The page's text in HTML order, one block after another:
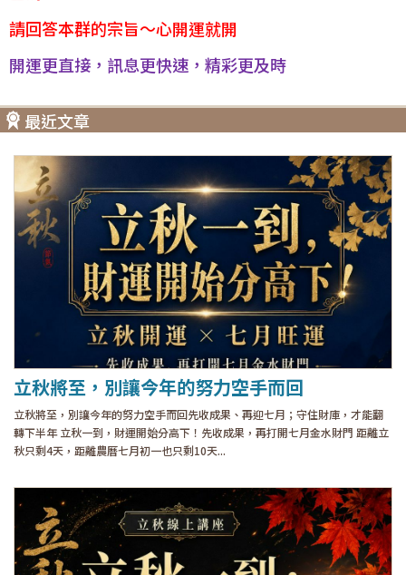
請回答本群的宗旨～心開運就開
開運更直接，訊息更快速，精彩更及時
最近文章
立秋將至，別讓今年的努力空手而回
立秋將至，別讓今年的努力空手而回先收成果、再迎七月；守住財庫，才能翻
轉下半年 立秋一到，財運開始分高下！先收成果，再打開七月金水財門 距離立
秋只剩4天，距離農曆七月初一也只剩10天...